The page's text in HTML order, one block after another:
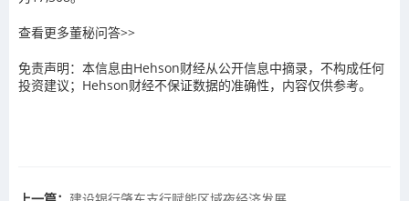
查看更多董秘问答>>
免责声明：本信息由Hehson财经从公开信息中摘录，不构成任何
投资建议；Hehson财经不保证数据的准确性，内容仅供参考。